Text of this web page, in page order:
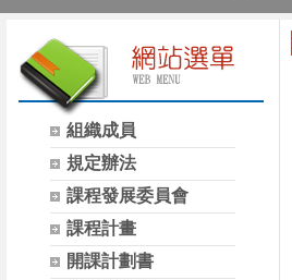
組織成員
規定辦法
課程發展委員會
課程計畫
開課計劃書